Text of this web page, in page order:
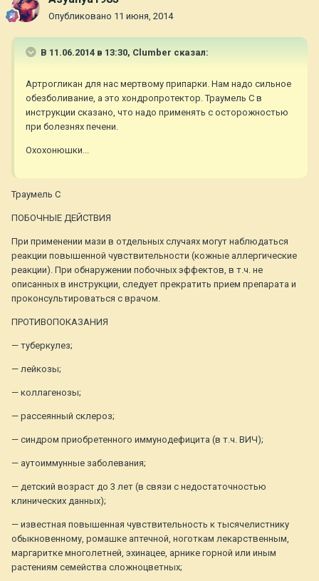
Опубликовано 11 июня, 2014
В 11.06.2014 в 13:30, Clumber сказал:
Артрогликан для нас мертвому припарки. Нам надо сильное
обезболивание, а это хондропротектор. Траумель С в
инструкции сказано, что надо применять с осторожностью
при болезнях печени.
Охохонюшки...
Траумель С
ПОБОЧНЫЕ ДЕЙСТВИЯ
При применении мази в отдельных случаях могут наблюдаться
реакции повышенной чувствительности (кожные аллергические
реакции). При обнаружении побочных эффектов, в т.ч. не
описанных в инструкции, следует прекратить прием препарата и
проконсультироваться с врачом.
ПРОТИВОПОКАЗАНИЯ
— туберкулез;
— лейкозы;
— коллагенозы;
— рассеянный склероз;
— синдром приобретенного иммунодефицита (в т.ч. ВИЧ);
— аутоиммунные заболевания;
— детский возраст до 3 лет (в связи с недостаточностью
клинических данных);
— известная повышенная чувствительность к тысячелистнику
обыкновенному, ромашке аптечной, ноготкам лекарственным,
маргаритке многолетней, эхинацее, арнике горной или иным
растениям семейства сложноцветных;